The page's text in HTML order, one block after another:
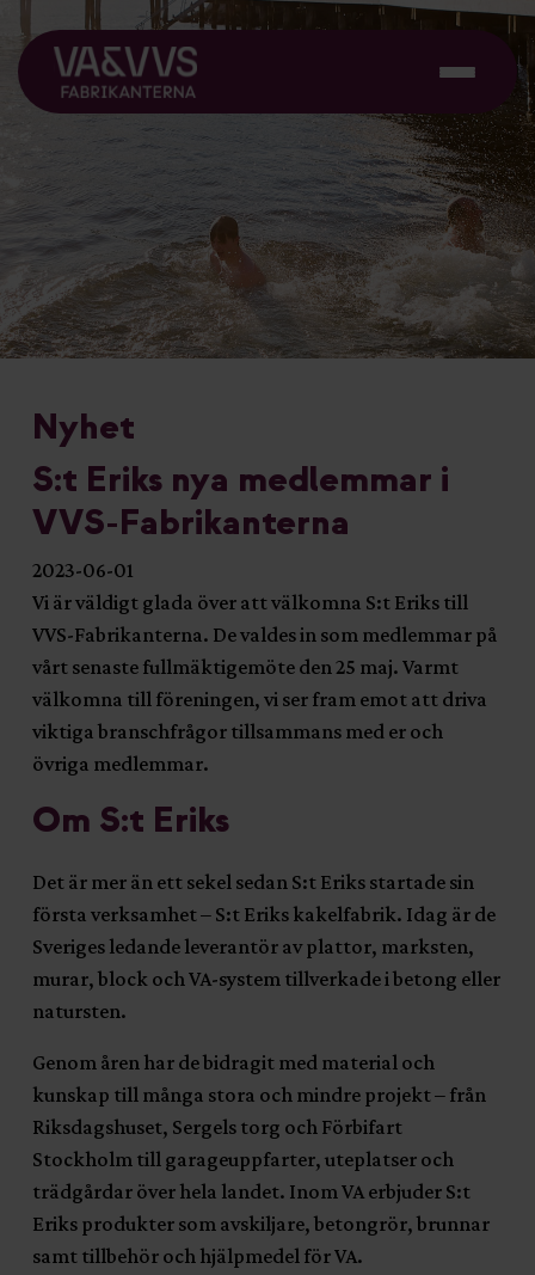
Nyhet
S:t Eriks nya medlemmar i
VVS-Fabrikanterna
2023-06-01
Vi är väldigt glada över att välkomna S:t Eriks till
VVS-Fabrikanterna. De valdes in som medlemmar på
vårt senaste fullmäktigemöte den 25 maj. Varmt
välkomna till föreningen, vi ser fram emot att driva
viktiga branschfrågor tillsammans med er och
övriga medlemmar.
Om S:t Eriks
Det är mer än ett sekel sedan S:t Eriks startade sin
första verksamhet – S:t Eriks kakelfabrik. Idag är de
Sveriges ledande leverantör av plattor, marksten,
murar, block och VA-system tillverkade i betong eller
natursten.
Genom åren har de bidragit med material och
kunskap till många stora och mindre projekt – från
Riksdagshuset, Sergels torg och Förbifart
Stockholm till garageuppfarter, uteplatser och
trädgårdar över hela landet. Inom VA erbjuder S:t
Eriks produkter som avskiljare, betongrör, brunnar
samt tillbehör och hjälpmedel för VA.